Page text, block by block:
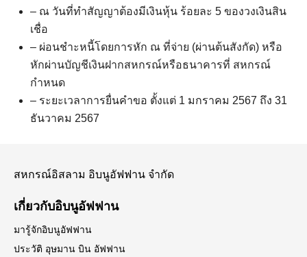
Search
– ณ วันที่ทำสัญญาต้องมีเงินหุ้น ร้อยละ 5 ของวงเงินสิน
เชื่อ
– ผ่อนชำะหนี้โดยการหัก ณ ที่จ่าย (ผ่านต้นสังกัด) หรือ
หักผ่านบัญชีเงินฝากสหกรณ์หรือธนาคารที่ สหกรณ์
กำหนด
– ระยะเวลาการยื่นคำขอ ตั้งแต่ 1 มกราคม 2567 ถึง 31
ธันวาคม 2567
สหกรณ์อิสลาม อิบนูอัฟฟาน จำกัด
เกี่ยวกับอิบนูอัฟฟาน
มารู้จักอิบนูอัฟฟาน
ประวัติ อุษมาน บิน อัฟฟาน